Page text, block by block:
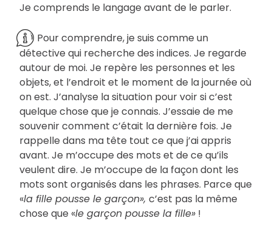
Je comprends le langage avant de le parler.
Pour comprendre, je suis comme un
détective qui recherche des indices. Je regarde
autour de moi. Je repère les personnes et les
objets, et l’endroit et le moment de la journée où
on est. J’analyse la situation pour voir si c’est
quelque chose que je connais. J’essaie de me
souvenir comment c’était la dernière fois. Je
rappelle dans ma tête tout ce que j’ai appris
avant. Je m’occupe des mots et de ce qu’ils
veulent dire. Je m’occupe de la façon dont les
mots sont organisés dans les phrases. Parce que
«la fille pousse le garçon», c’est pas la même
chose que «le garçon pousse la fille» !